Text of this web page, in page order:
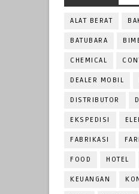
ALAT BERAT
BATUBARA
CHEMICAL
DEALER MOBIL
DISTRIBUTOR
EKSPEDISI
FABRIKASI
FOOD HOTEL
KEUANGAN